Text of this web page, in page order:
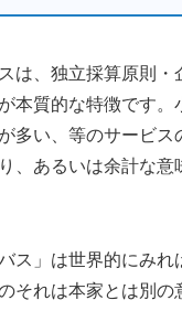
は、独立採算原則・
本質的な特徴です。
多い、等のサービス
、あるいは余計な意
ス」は世界的にみ
それは本家とは別の